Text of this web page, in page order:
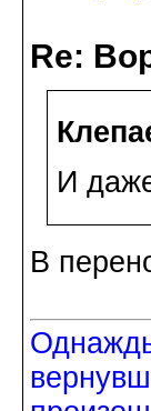
Re:
И
В